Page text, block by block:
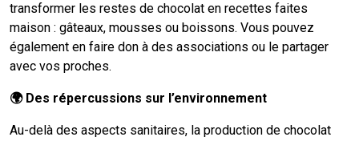
transformer les restes de chocolat en recettes faites
maison : gâteaux, mousses ou boissons. Vous pouvez
également en faire don à des associations ou le partager
avec vos proches.
🌍 Des répercussions sur l’environnement
Au-delà des aspects sanitaires, la production de chocolat